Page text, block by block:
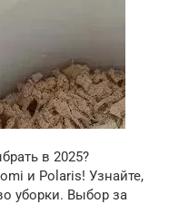
в 2025?
и Polaris! Узнайте,
уборки. Выбор за